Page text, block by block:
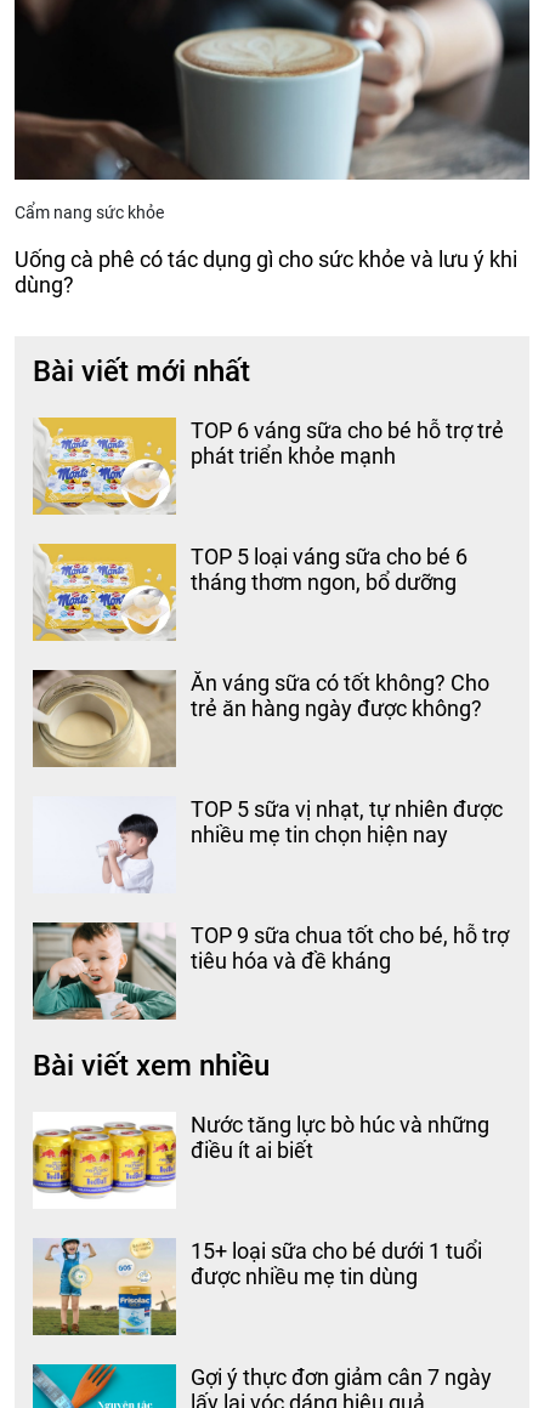
Cẩm nang sức khỏe
Uống cà phê có tác dụng gì cho sức khỏe và lưu ý khi
dùng?
Bài viết mới nhất
TOP 6 váng sữa cho bé hỗ trợ trẻ
phát triển khỏe mạnh
TOP 5 loại váng sữa cho bé 6
tháng thơm ngon, bổ dưỡng
Ăn váng sữa có tốt không? Cho
trẻ ăn hàng ngày được không?
TOP 5 sữa vị nhạt, tự nhiên được
nhiều mẹ tin chọn hiện nay
TOP 9 sữa chua tốt cho bé, hỗ trợ
tiêu hóa và đề kháng
Bài viết xem nhiều
Nước tăng lực bò húc và những
điều ít ai biết
15+ loại sữa cho bé dưới 1 tuổi
được nhiều mẹ tin dùng
Gợi ý thực đơn giảm cân 7 ngày